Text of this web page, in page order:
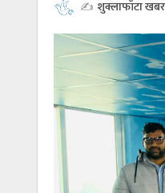
✍️ शुक्लाफाँटा खबर